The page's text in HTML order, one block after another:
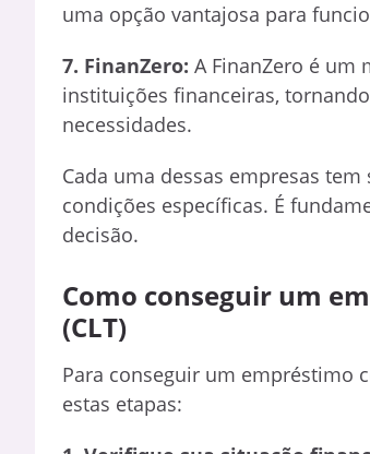
uma opção vantajosa para
7. FinanZero: A FinanZero é um
instituições financeiras,
necessidades.
Cada uma dessas empresas
condições específicas. É
decisão.
Como conseguir um
(CLT)
Para conseguir um empréstimo
estas etapas: